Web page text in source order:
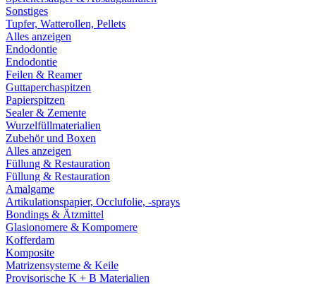
Sonstiges
Tupfer, Watterollen, Pellets
Alles anzeigen
Endodontie
Endodontie
Feilen & Reamer
Guttaperchaspitzen
Papierspitzen
Sealer & Zemente
Wurzelfüllmaterialien
Zubehör und Boxen
Alles anzeigen
Füllung & Restauration
Füllung & Restauration
Amalgame
Artikulationspapier, Occlufolie, -sprays
Bondings & Ätzmittel
Glasionomere & Kompomere
Kofferdam
Komposite
Matrizensysteme & Keile
Provisorische K + B Materialien